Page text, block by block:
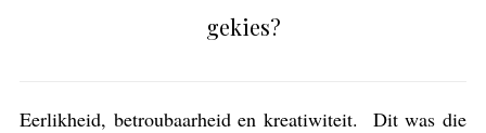
gekies?
Eerlikheid, betroubaarheid en kreatiwiteit. Dit was die